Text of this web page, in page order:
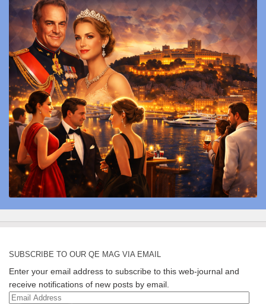
SUBSCRIBE TO OUR QE MAG VIA EMAIL
Enter your email address to subscribe to this web-journal and
receive notifications of new posts by email.
Email